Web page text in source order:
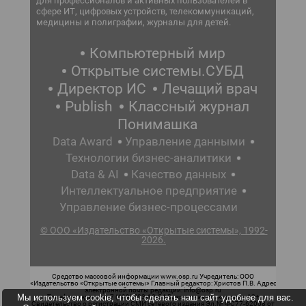
сфере ИТ, цифровых устройств, телекоммуникаций,
медицины и полиграфии, журналы для детей.
Компьютерный мир
Открытые системы.СУБД
Директор ИС
Лечащий врач
Publish
Классный журнал
Понимашка
Data Award
Управление данными
Технологии бизнес-аналитики
Data & AI
Качество данных
Интеллектуальное предприятие
Управление бизнес-процессами
© ООО «Издательство «Открытые системы», 1992-
2026.
Средство массовой информации www.osp.ru Учредитель: ООО
«Издательство «Открытые системы» Главный редактор: Христов П.В. Адрес
электронной почты редакции: info@osp.ru
Телефон редакции: 7 (499) 703-18-54 Возрастная маркировка: 12+
Свидетельство о регистрации СМИ сетевого издания Эл.№ ФС77-62008 от
Мы используем cookie, чтобы сделать наш сайт удобнее для вас.